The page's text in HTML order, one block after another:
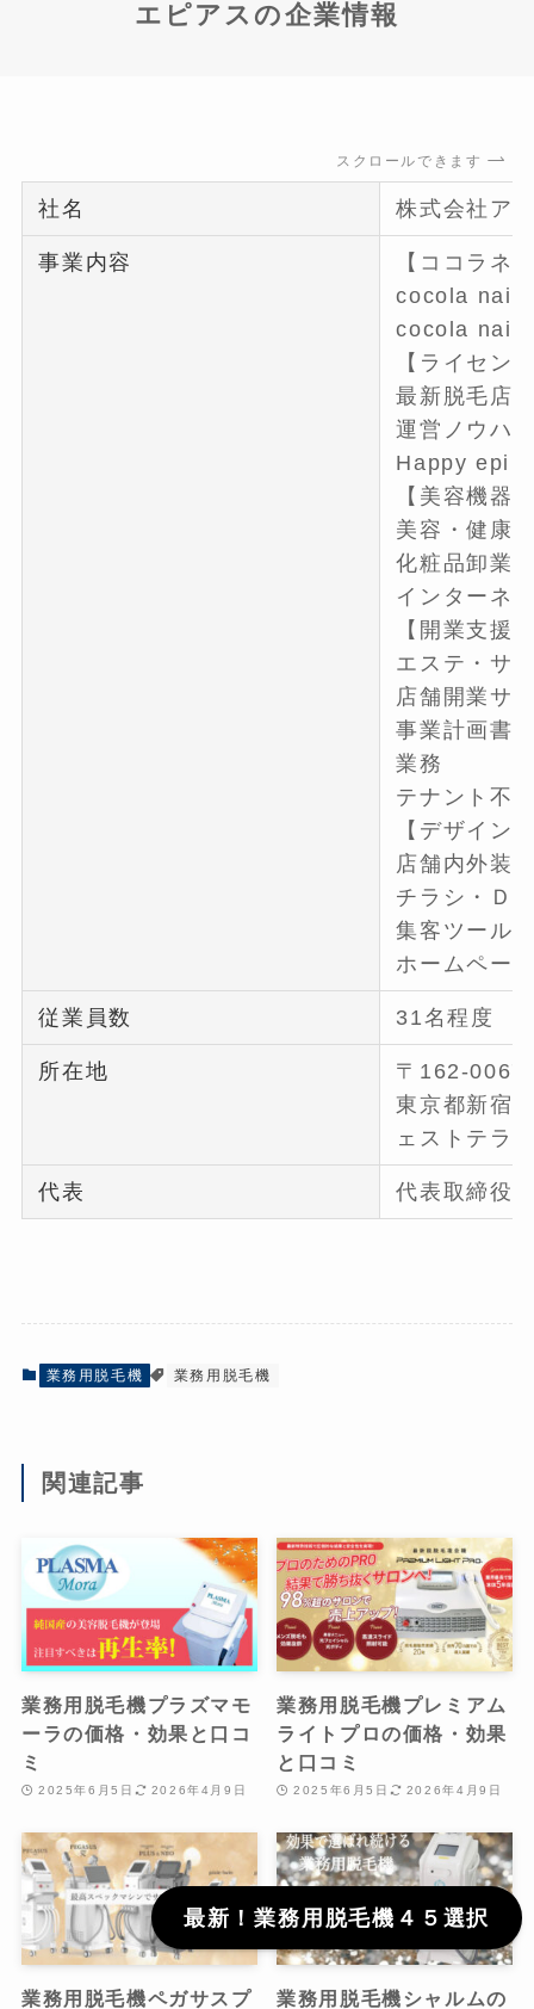
最新！業務用脱毛機４５選択
エピアスの企業情報
スクロールできます
社名 株式会社ア
事業内容
【ココラネ
cocola nail
cocola nail
【ライセン
最新脱毛店
運営ノウハ
Happy epi
【美容機器
美容・健康
化粧品卸業
インターネ
【開業支援
エステ・サ
店舗開業サ
事業計画書
業務
テナント不
【デザイン
店舗内外装
チラシ・Ｄ
集客ツール
ホームペー
従業員数 31名程度
所在地
〒162-
東京都新宿
ェストテラ
代表 代表取締
業務用脱毛機 業務用脱毛機
関連記事
業務用脱毛機プラズマモ
ーラの価格・効果と口コ
ミ
2025年6月5日 2026年4月9日
業務用脱毛機プレミアム
ライトプロの価格・効果
と口コミ
2025年6月5日 2026年4月9日
業務用脱毛機ペガサスプ 業務用脱毛機シャルムの